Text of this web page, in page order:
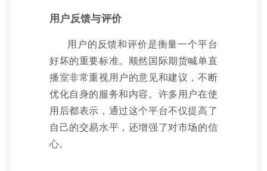
用户反馈与评价
用户的反馈和评价是衡量一个平台
好坏的重要标准。顺然国际期货喊单直
播室非常重视用户的意见和建议，不断
优化自身的服务和内容。许多用户在使
用后都表示，通过这个平台不仅提高了
自己的交易水平，还增强了对市场的信
心。